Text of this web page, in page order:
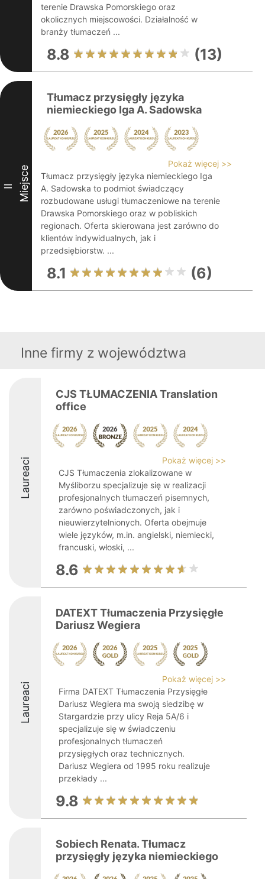
terenie Drawska Pomorskiego oraz
okolicznych miejscowości. Działalność w
branży tłumaczeń ...
8.8 (13)
II Miejsce
Tłumacz przysięgły języka
niemieckiego Iga A. Sadowska
Pokaż więcej >>
Tłumacz przysięgły języka niemieckiego Iga
A. Sadowska to podmiot świadczący
rozbudowane usługi tłumaczeniowe na terenie
Drawska Pomorskiego oraz w pobliskich
regionach. Oferta skierowana jest zarówno do
klientów indywidualnych, jak i
przedsiębiorstw. ...
8.1 (6)
Inne firmy z województwa
Laureaci
CJS TŁUMACZENIA Translation
office
Pokaż więcej >>
CJS Tłumaczenia zlokalizowane w
Myśliborzu specjalizuje się w realizacji
profesjonalnych tłumaczeń pisemnych,
zarówno poświadczonych, jak i
nieuwierzytelnionych. Oferta obejmuje
wiele języków, m.in. angielski, niemiecki,
francuski, włoski, ...
8.6
Laureaci
DATEXT Tłumaczenia Przysięgłe
Dariusz Wegiera
Pokaż więcej >>
Firma DATEXT Tłumaczenia Przysięgłe
Dariusz Wegiera ma swoją siedzibę w
Stargardzie przy ulicy Reja 5A/6 i
specjalizuje się w świadczeniu
profesjonalnych tłumaczeń
przysięgłych oraz technicznych.
Dariusz Wegiera od 1995 roku realizuje
przekłady ...
9.8
Sobiech Renata. Tłumacz
przysięgły języka niemieckiego